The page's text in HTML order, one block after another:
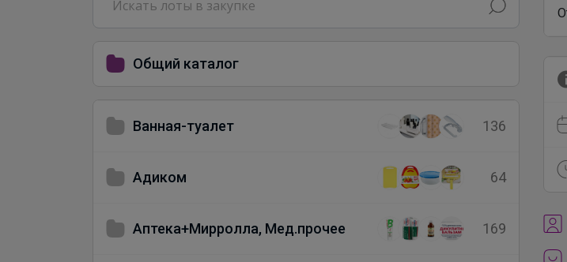
Общий каталог
Ванная-туалет 136
Адиком 64
Аптека+Мирролла, Мед.прочее 169